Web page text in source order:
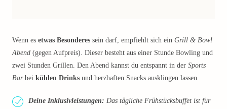
Wenn es etwas Besonderes sein darf, empfiehlt sich ein Grill & Bowl
Abend (gegen Aufpreis). Dieser besteht aus einer Stunde Bowling und
zwei Stunden Grillen. Den Abend kannst du entspannt in der Sports
Barbei kühlen Drinks und herzhaften Snacks ausklingen lassen.
Deine Inklusivleistungen: Das tägliche Frühstücksbuffet ist für